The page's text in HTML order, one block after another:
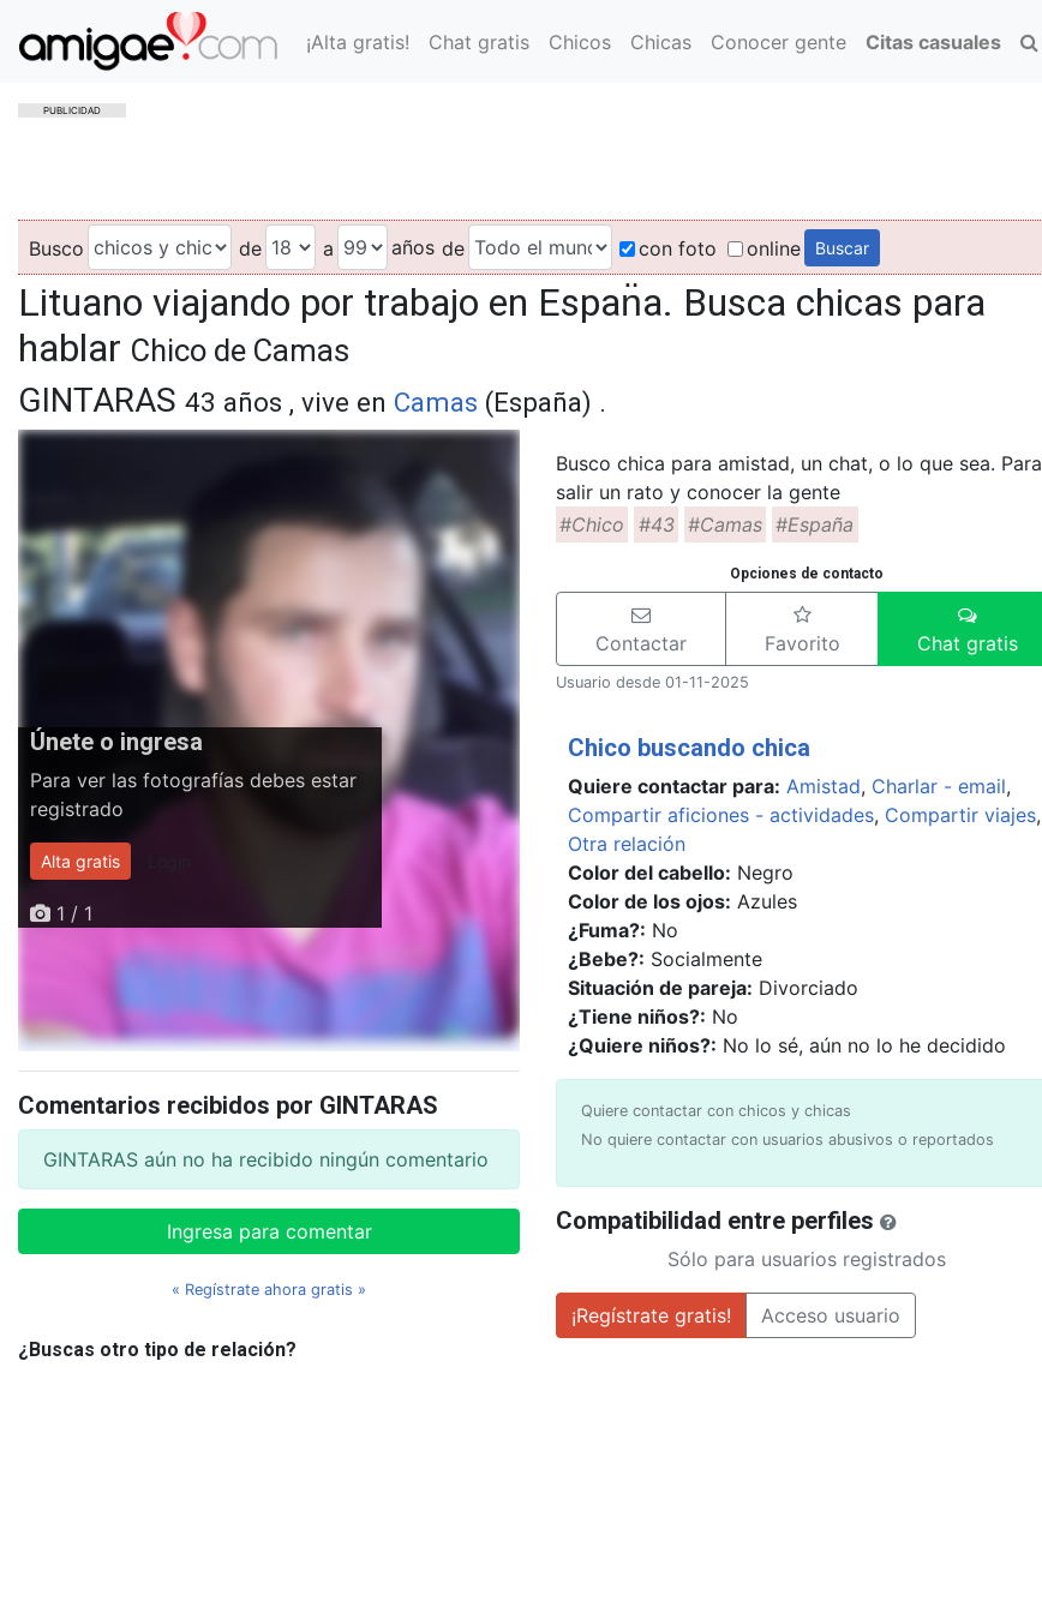
¡Alta gratis! Chat gratis Chicos Chicas Conocer gente Citas casuales
PUBLICIDAD
Busco de a años de con foto online
Lituano viajando por trabajo en Espan̈a. Busca chicas para
hablar Chico de Camas
GINTARAS 43 años , vive en Camas (España) .
Únete o ingresa
Para ver las fotografías debes estar
registrado
Alta gratis
1 / 1
Comentarios recibidos por GINTARAS
GINTARAS aún no ha recibido ningún comentario
Ingresa para comentar
« Regístrate ahora gratis »
Busco chica para amistad, un chat, o lo que sea. Para
salir un rato y conocer la gente
#Chico
#43 #Camas #España
Opciones de contacto
Contactar Favorito Chat gratis
Usuario desde 01-11-2025
Chico buscando chica
Quiere contactar para: Amistad, Charlar - email,
Compartir aficiones - actividades, Compartir viajes,
Otra relación
Color del cabello: Negro
Color de los ojos: Azules
¿Fuma?: No
¿Bebe?: Socialmente
Situación de pareja: Divorciado
¿Tiene niños?: No
¿Quiere niños?: No lo sé, aún no lo he decidido
Quiere contactar con chicos y chicas
No quiere contactar con usuarios abusivos o reportados
Compatibilidad entre perfiles
Sólo para usuarios registrados
¡Regístrate gratis! Acceso usuario
¿Buscas otro tipo de relación?